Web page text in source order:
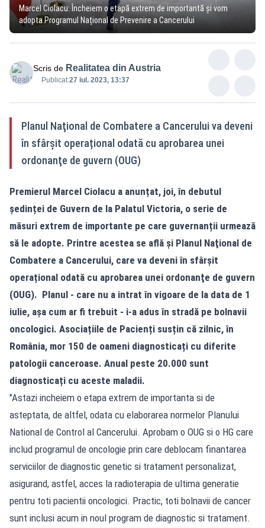
Marcel Ciolacu: Încheiem o etapă extrem de importantă și vom
adopta Programul Național de Prevenire a Cancerului
Scris de Realitatea din Austria
Publicat:27 iul. 2023, 13:37
Planul Naţional de Combatere a Cancerului va deveni
în sfârșit operațional odată cu aprobarea unei
ordonanţe de guvern (OUG)
Premierul Marcel Ciolacu a anunțat, joi, în debutul
ședinței de Guvern de la Palatul Victoria, o serie de
măsuri extrem de importante pe care guvernanții urmează
să le adopte. Printre acestea se află și Planul Naţional de
Combatere a Cancerului, care va deveni în sfârșit
operațional odată cu aprobarea unei ordonanţe de guvern
(OUG). Planul - care nu a intrat în vigoare de la data de 1
iulie, așa cum ar fi trebuit - i-a adus în stradă pe bolnavii
oncologici. Asociațiile de Pacienți susțin că zilnic, în
România, mor 150 de oameni diagnosticați cu diferite
patologii canceroase. Anual peste 20.000 sunt
diagnosticați cu aceste maladii.
"Astazi incheiem o etapa extrem de importanta si de
asteptata, de altfel, odata cu elaborarea normelor Planului
National de Control al Cancerului. Aprobam o OUG si o HG care
includ programul de oncologie prin care deblocam finantarea
serviciilor de diagnostic genetic si tratament personalizat,
asigurand, astfel, acces la radioterapia de ultima generatie
pentru toti pacientii oncologici. Practic, toti bolnavii de cancer
sunt inclusi acum in noul program de diagnostic si tratament.